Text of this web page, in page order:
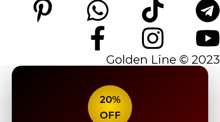
2023 © Golden Line
20%
OFF